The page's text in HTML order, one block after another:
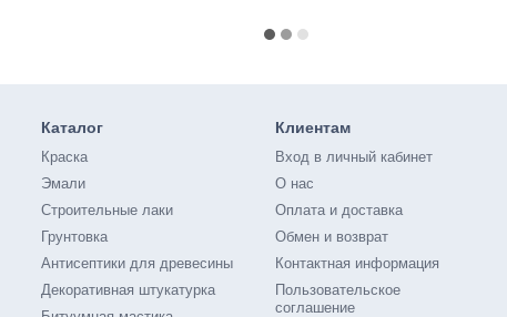
Каталог
Краска
Эмали
Строительные лаки
Грунтовка
Антисептики для древесины
Декоративная штукатурка
Клиентам
Вход в личный кабинет
О нас
Оплата и доставка
Обмен и возврат
Контактная информация
Пользовательское
соглашение